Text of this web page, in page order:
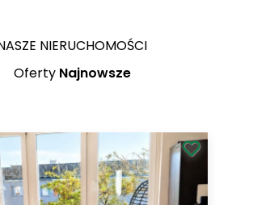
NIERUCHOMOŚCI
Oferty Najnowsze